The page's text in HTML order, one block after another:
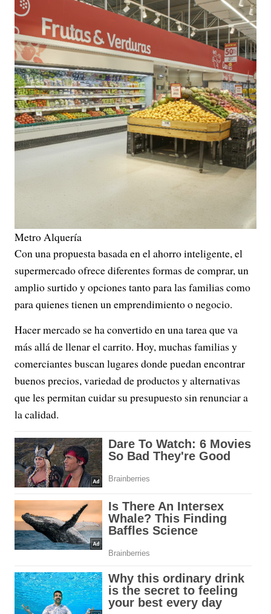
Metro Alquería
Con una propuesta basada en el ahorro inteligente, el
supermercado ofrece diferentes formas de comprar, un
amplio surtido y opciones tanto para las familias como
para quienes tienen un emprendimiento o negocio.
Hacer mercado se ha convertido en una tarea que va
más allá de llenar el carrito. Hoy, muchas familias y
comerciantes buscan lugares donde puedan encontrar
buenos precios, variedad de productos y alternativas
que les permitan cuidar su presupuesto sin renunciar a
la calidad.